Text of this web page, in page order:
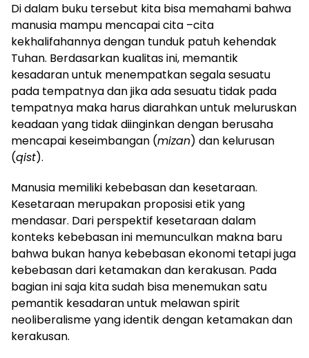
Di dalam buku tersebut kita bisa memahami bahwa
manusia mampu mencapai cita –cita
kekhalifahannya dengan tunduk patuh kehendak
Tuhan. Berdasarkan kualitas ini, memantik
kesadaran untuk menempatkan segala sesuatu
pada tempatnya dan jika ada sesuatu tidak pada
tempatnya maka harus diarahkan untuk meluruskan
keadaan yang tidak diinginkan dengan berusaha
mencapai keseimbangan (mizan) dan kelurusan
(qist).
Manusia memiliki kebebasan dan kesetaraan.
Kesetaraan merupakan proposisi etik yang
mendasar. Dari perspektif kesetaraan dalam
konteks kebebasan ini memunculkan makna baru
bahwa bukan hanya kebebasan ekonomi tetapi juga
kebebasan dari ketamakan dan kerakusan. Pada
bagian ini saja kita sudah bisa menemukan satu
pemantik kesadaran untuk melawan spirit
neoliberalisme yang identik dengan ketamakan dan
kerakusan.